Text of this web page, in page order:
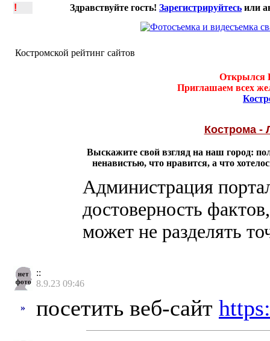
! Здравствуйте гость! Зарегистрируйтесь или
Костромской рейтинг сайтов
Открылся
Приглашаем всех
Кострома -
Выскажите свой взгляд на наш город:
ненавистью, что нравится, а что
Администрация
достоверность
может не разделять
::
8.9.23 09:46
» посетить веб-сайт